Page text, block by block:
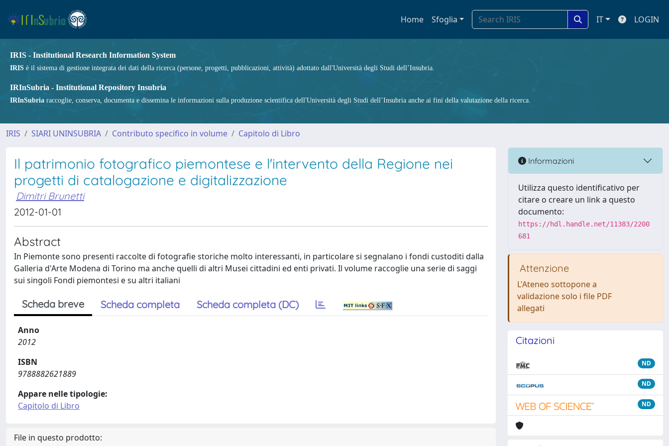
Home Sfoglia IT LOGIN
IRIS - Institutional Research Information System
IRIS è il sistema di gestione integrata dei dati della ricerca (persone, progetti, pubblicazioni, attività) adottato dall'Università degli Studi dell’Insubria.
IRInSubria - Institutional Repository Insubria
IRInSubria raccoglie, conserva, documenta e dissemina le informazioni sulla produzione scientifica dell'Università degli Studi dell’Insubria anche ai fini della valutazione della ricerca.
IRIS SIARI UNINSUBRIA Contributo specifico in volume Capitolo di Libro
Il patrimonio fotografico piemontese e l'intervento della Regione nei
progetti di catalogazione e digitalizzazione
Dimitri Brunetti
2012-01-01
Abstract
In Piemonte sono presenti raccolte di fotografie storiche molto interessanti, in particolare si segnalano i fondi custoditi dalla
Galleria d'Arte Modena di Torino ma anche quelli di altri Musei cittadini ed enti privati. Il volume raccoglie una serie di saggi
sui singoli Fondi piemontesi e su altri italiani
Scheda breve Scheda completa Scheda completa (DC)
Anno
2012
ISBN
9788882621889
Appare nelle tipologie:
Capitolo di Libro
File in questo prodotto:
Informazioni
Utilizza questo identificativo per
citare o creare un link a questo
documento:
https://hdl.handle.net/11383/2200
681
Attenzione
L'Ateneo sottopone a
validazione solo i file PDF
allegati
Citazioni
ND
ND
ND